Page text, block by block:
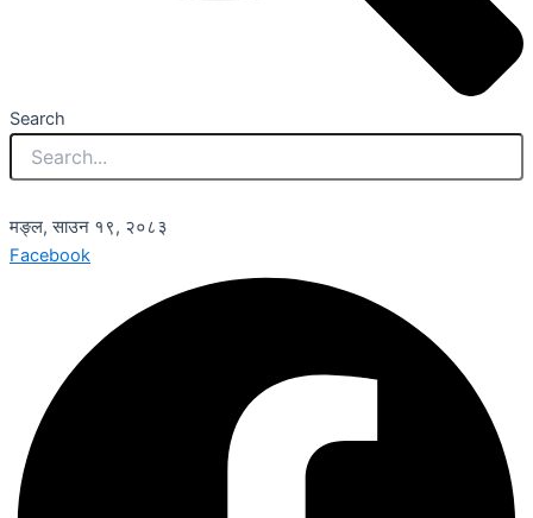
Search
मङ्ल, साउन १९, २०८३
Facebook